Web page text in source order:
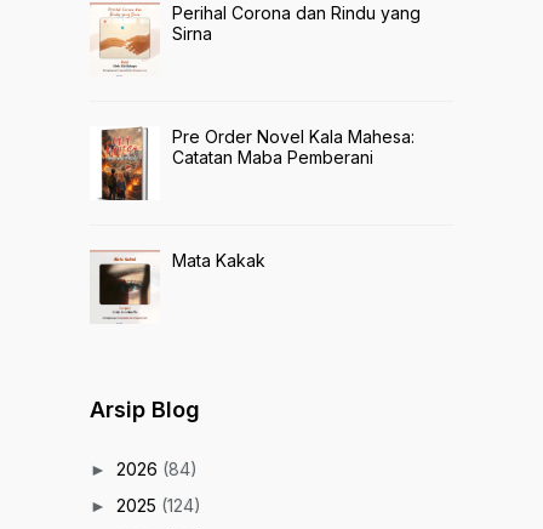
Perihal Corona dan Rindu yang
Sirna
Pre Order Novel Kala Mahesa:
Catatan Maba Pemberani
Mata Kakak
Arsip Blog
► 2026 (84)
► 2025 (124)